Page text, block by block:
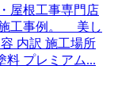
屋根工事専門店
施工事例。 美し
内訳 施工場所
料 プレミアム...